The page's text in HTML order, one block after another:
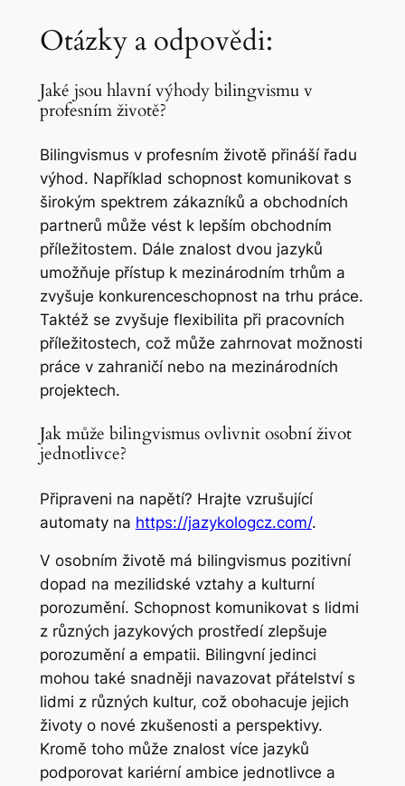
Otázky a odpovědi:
Jaké jsou hlavní výhody bilingvismu v
profesním životě?
Bilingvismus v profesním životě přináší řadu
výhod. Například schopnost komunikovat s
širokým spektrem zákazníků a obchodních
partnerů může vést k lepším obchodním
příležitostem. Dále znalost dvou jazyků
umožňuje přístup k mezinárodním trhům a
zvyšuje konkurenceschopnost na trhu práce.
Taktéž se zvyšuje flexibilita při pracovních
příležitostech, což může zahrnovat možnosti
práce v zahraničí nebo na mezinárodních
projektech.
Jak může bilingvismus ovlivnit osobní život
jednotlivce?
Připraveni na napětí? Hrajte vzrušující
automaty na https://jazykologcz.com/.
V osobním životě má bilingvismus pozitivní
dopad na mezilidské vztahy a kulturní
porozumění. Schopnost komunikovat s lidmi
z různých jazykových prostředí zlepšuje
porozumění a empatii. Bilingvní jedinci
mohou také snadněji navazovat přátelství s
lidmi z různých kultur, což obohacuje jejich
životy o nové zkušenosti a perspektivy.
Kromě toho může znalost více jazyků
podporovat kariérní ambice jednotlivce a